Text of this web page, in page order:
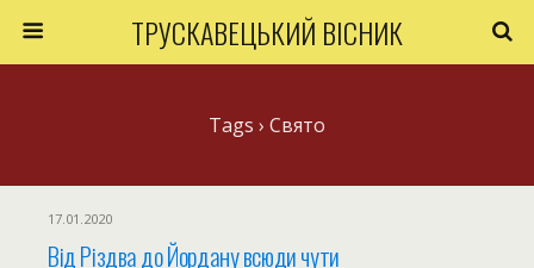
ТРУСКАВЕЦЬКИЙ ВІСНИК
Tags › Свято
17.01.2020
Від Різдва до Йордану всюди чути